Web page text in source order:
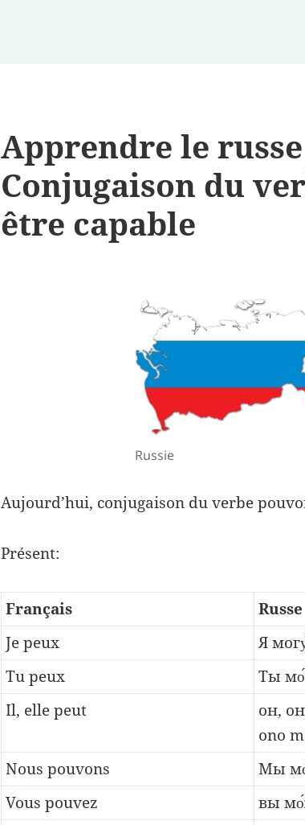
Apprendre le
Conjugaison du
être capable
Russie
Aujourd’hui, conjugaison du verbe
Présent:
Français
Russe
Je peux
Я
Tu peux
Ты
Il, elle peut
он,
ono
Nous pouvons
Mы
Vous pouvez
вы